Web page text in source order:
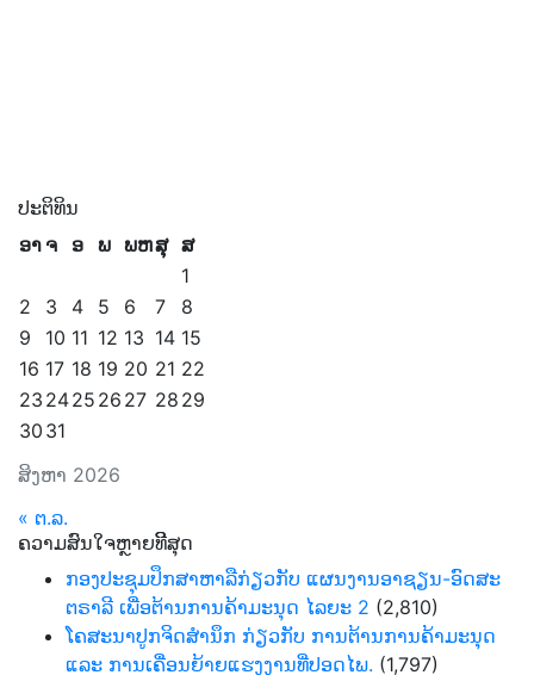
ປະຕິທິນ
ສິງຫາ 2026
ອາ ຈ ອ ພ ພຫສຸ ສ
1
2
3 4 5 6 7
8
9
10 11 12 13 14 15
16 17 18 19 20 21 22
23 2425 26 27 28 29
30 31
« ຕ.ລ.
ຄວາມສົນໃຈຫຼາຍທີີສຸດ
ກອງປະຊຸມປຶກສາຫາລືກ່ຽວກັບ ແຜນງານອາຊຽນ-ອົດສະ
ຕຣາລີ ເພື່ອຕ້ານການຄ້າມະນຸດ ໄລຍະ 2 (2,810)
ໂຄສະນາປູກຈິດສຳນຶກ ກ່ຽວກັບ ການຕ້ານການຄ້າມະນຸດ
ແລະ ການເຄື່ອນຍ້າຍແຮງງານທີ່ປອດໄພ. (1,797)